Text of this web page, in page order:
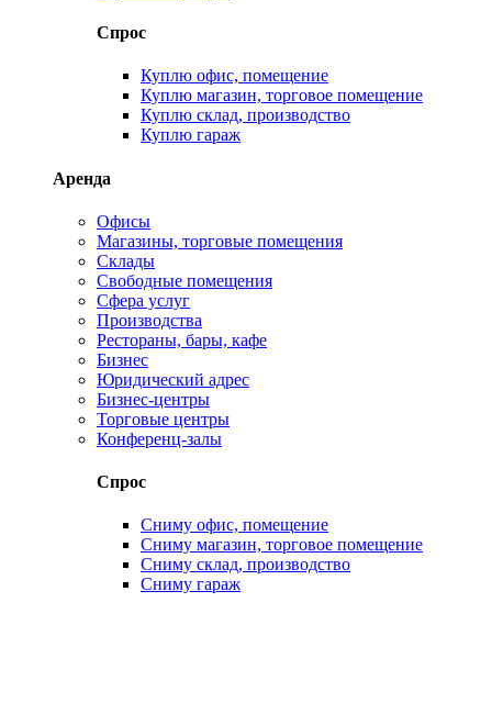
Спрос
Куплю офис, помещение
Куплю магазин, торговое помещение
Куплю склад, производство
Куплю гараж
Аренда
Офисы
Магазины, торговые помещения
Склады
Свободные помещения
Сфера услуг
Производства
Рестораны, бары, кафе
Бизнес
Юридический адрес
Бизнес-центры
Торговые центры
Конференц-залы
Спрос
Сниму офис, помещение
Сниму магазин, торговое помещение
Сниму склад, производство
Сниму гараж